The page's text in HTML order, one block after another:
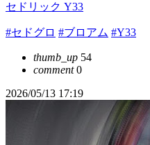
セドリック Y33
#セドグロ #ブロアム #Y33
thumb_up 54
comment0
2026/05/13 17:19